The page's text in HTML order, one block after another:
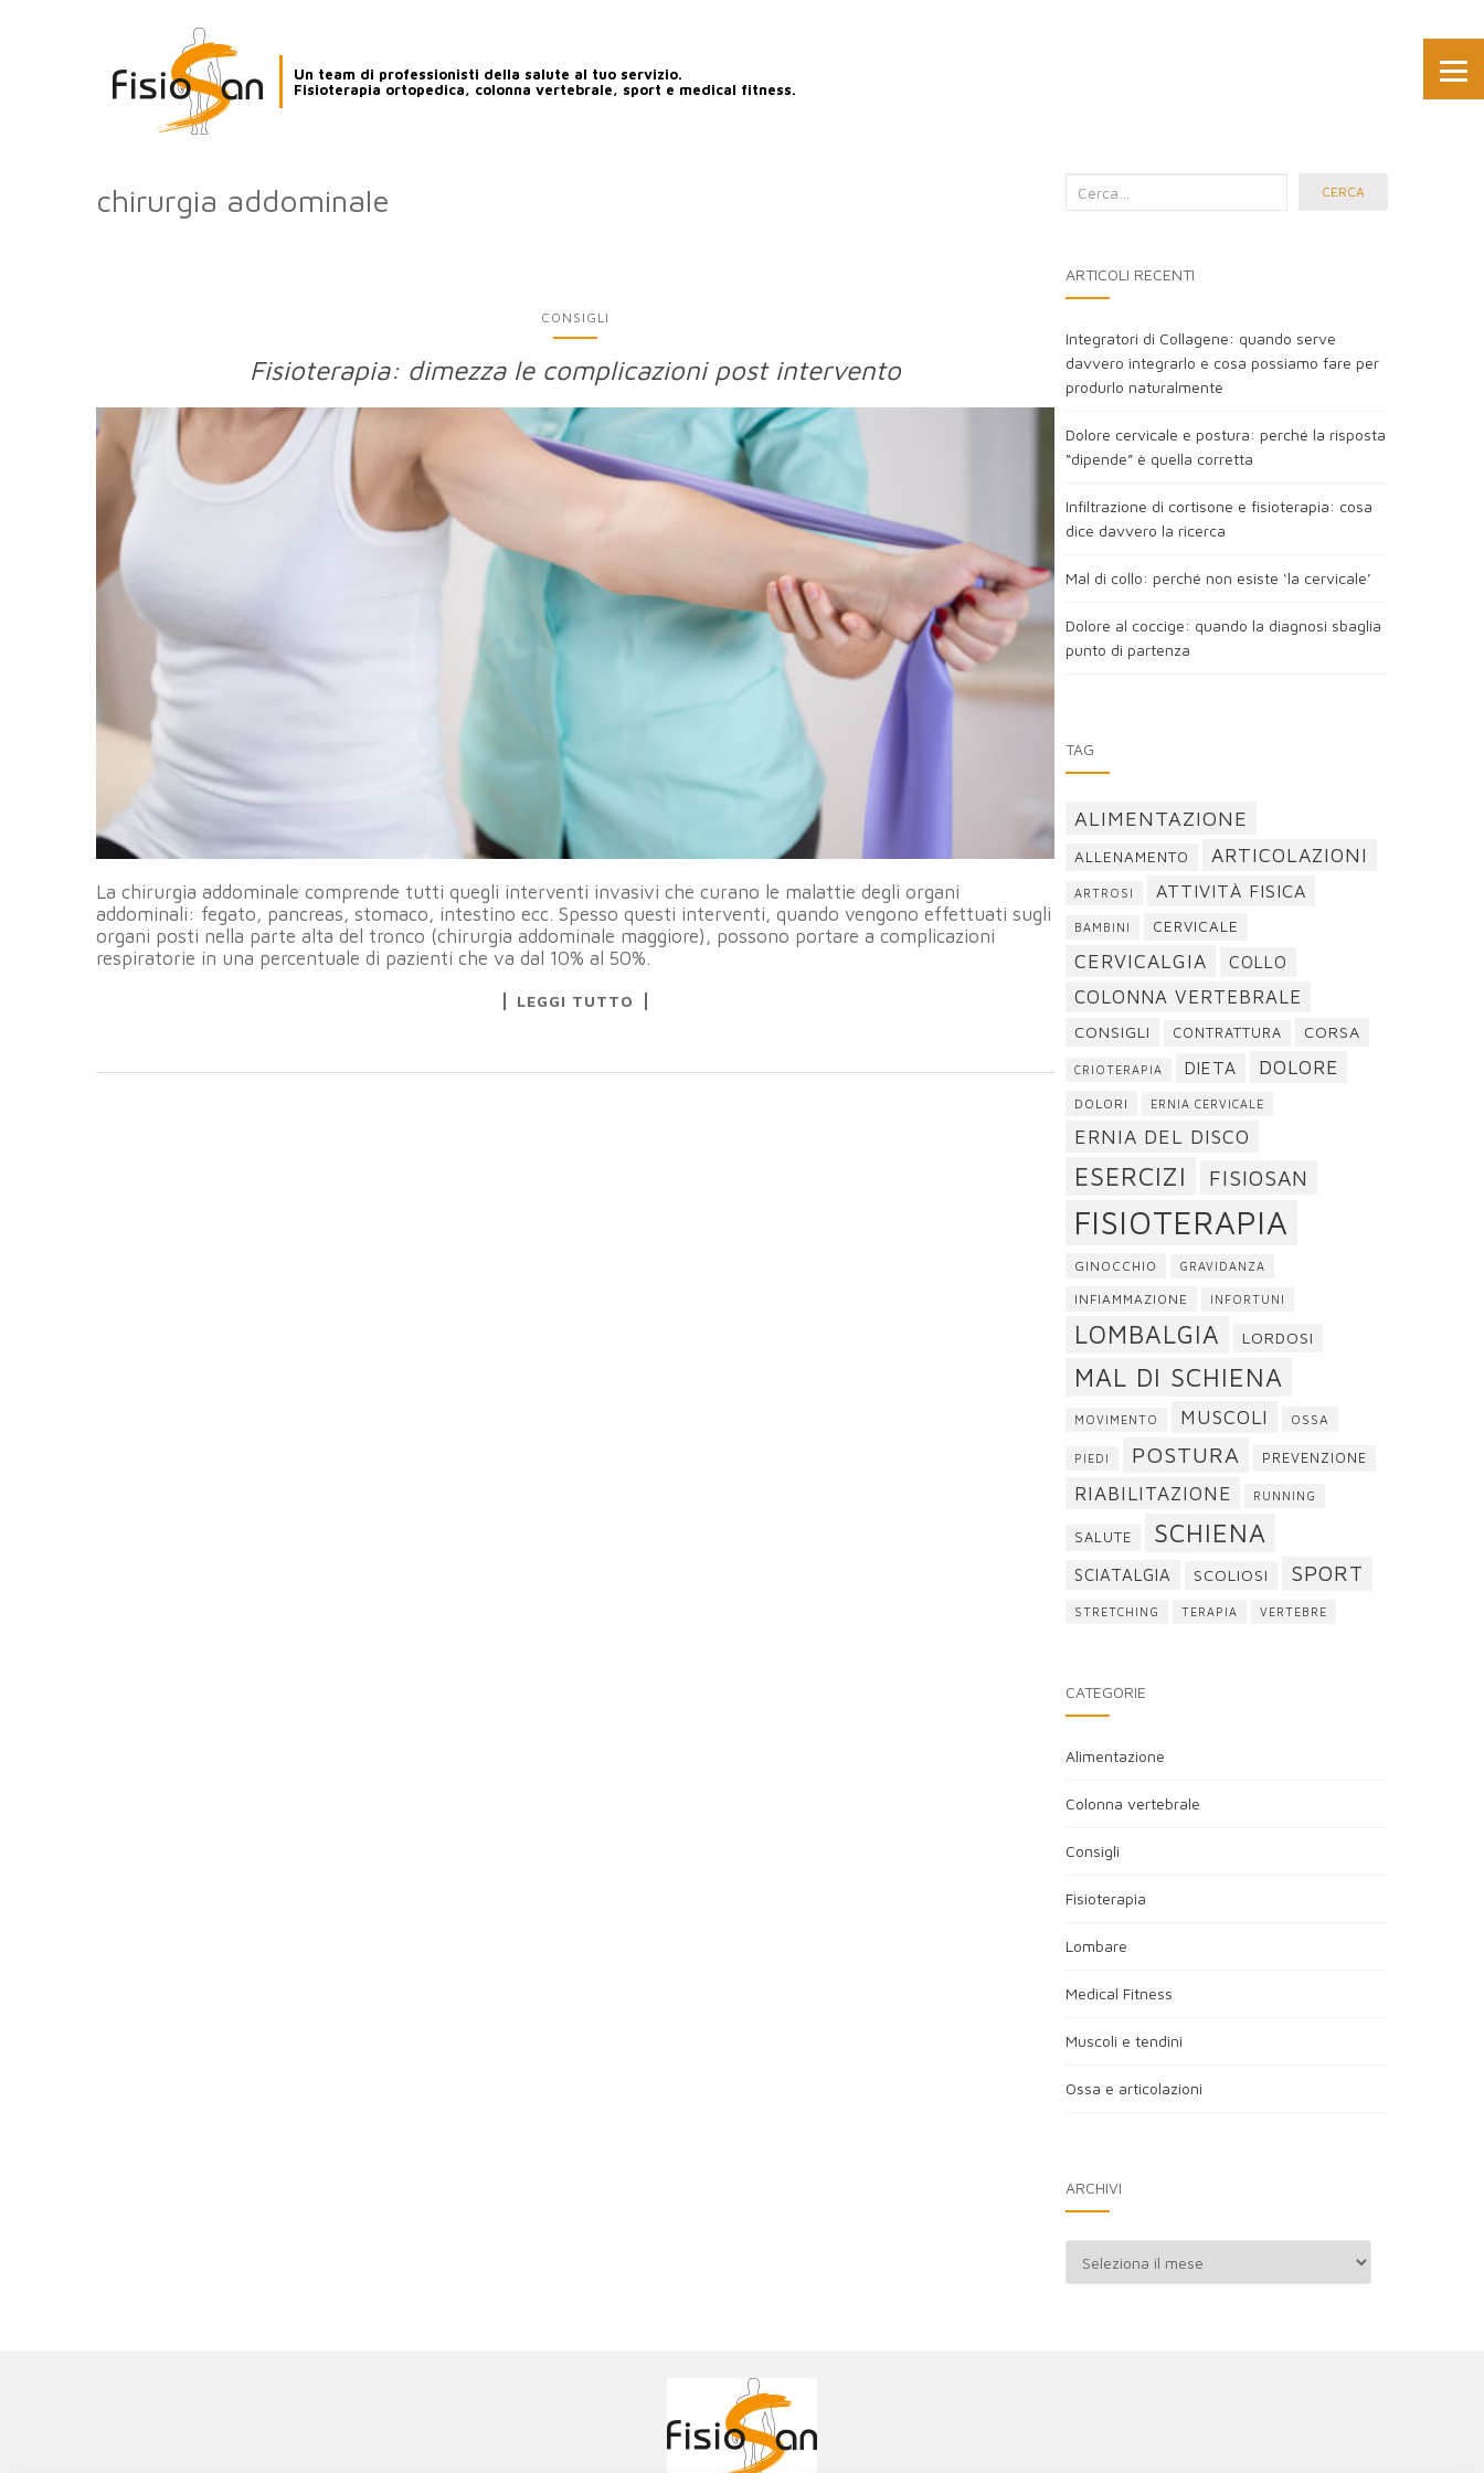
Un team di professionisti della salute al tuo servizio.
Fisioterapia ortopedica, colonna vertebrale, sport e medical fitness.
chirurgia addominale
CONSIGLI
Fisioterapia: dimezza le complicazioni post intervento
La chirurgia addominale comprende tutti quegli interventi invasivi che curano le malattie degli organi
addominali: fegato, pancreas, stomaco, intestino ecc. Spesso questi interventi, quando vengono effettuati sugli
organi posti nella parte alta del tronco (chirurgia addominale maggiore), possono portare a complicazioni
respiratorie in una percentuale di pazienti che va dal 10% al 50%.
LEGGI TUTTO
Cerca
CERCA
ARTICOLI RECENTI
Integratori di Collagene: quando serve
davvero integrarlo e cosa possiamo fare per
produrlo naturalmente
Dolore cervicale e postura: perché la risposta
“dipende” è quella corretta
Infiltrazione di cortisone e fisioterapia: cosa
dice davvero la ricerca
Mal di collo: perché non esiste ‘la cervicale’
Dolore al coccige: quando la diagnosi sbaglia
punto di partenza
TAG
ALIMENTAZIONE
ALLENAMENTO ARTICOLAZIONI
ARTROSI ATTIVITÀ FISICA
BAMBINI CERVICALE
CERVICALGIA COLLO
COLONNA VERTEBRALE
CONSIGLI CONTRATTURA CORSA
CRIOTERAPIA DIETA DOLORE
DOLORI ERNIA CERVICALE
ERNIA DEL DISCO
ESERCIZI FISIOSAN
FISIOTERAPIA
GINOCCHIO GRAVIDANZA
INFIAMMAZIONE INFORTUNI
LOMBALGIA LORDOSI
MAL DI SCHIENA
MOVIMENTO MUSCOLI OSSA
PIEDI POSTURA PREVENZIONE
RIABILITAZIONE RUNNING
SALUTE SCHIENA
SCIATALGIA SCOLIOSI SPORT
STRETCHING TERAPIA VERTEBRE
CATEGORIE
Alimentazione
Colonna vertebrale
Consigli
Fisioterapia
Lombare
Medical Fitness
Muscoli e tendini
Ossa e articolazioni
ARCHIVI
Archivi